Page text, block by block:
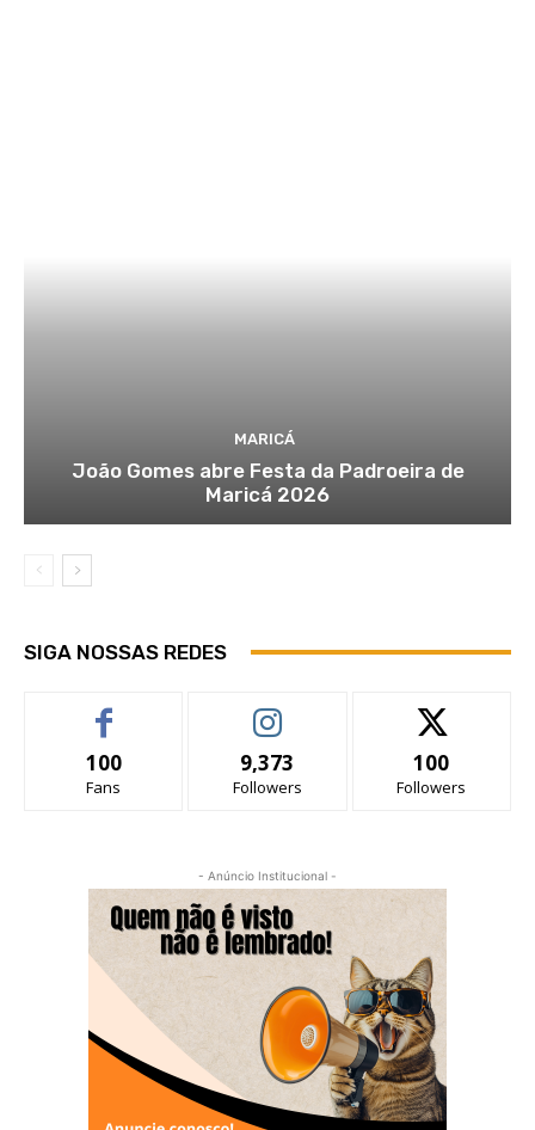
MARICÁ
João Gomes abre Festa da Padroeira de
Maricá 2026
SIGA NOSSAS REDES
100
Fans
9,373
Followers
100
Followers
- Anúncio Institucional -